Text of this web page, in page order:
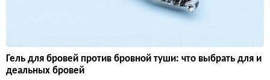
Гель для бровей против бровной туши: что выбрать для и
деальных бровей